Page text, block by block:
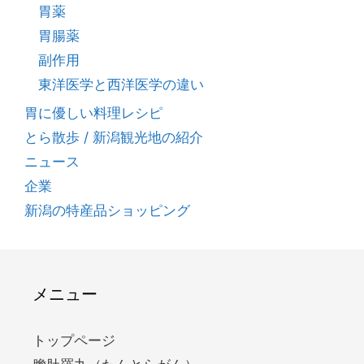
胃薬
胃腸薬
副作用
東洋医学と西洋医学の違い
胃に優しい料理レシピ
とら散歩 / 新潟観光地の紹介
ニュース
企業
新潟の特産品ショッピング
メニュー
トップページ